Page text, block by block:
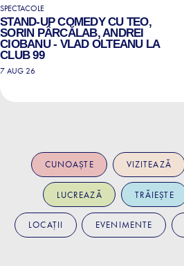
SPECTACOLE
STAND-UP COMEDY CU TEO,
SORIN PÂRCĂLAB, ANDREI
CIOBANU - VLAD OLTEANU LA
CLUB 99
7 AUG 26
CUNOAȘTE VIZITEAZĂ
LUCREAZĂ TRĂIEȘTE
LOCAȚII EVENIMENTE